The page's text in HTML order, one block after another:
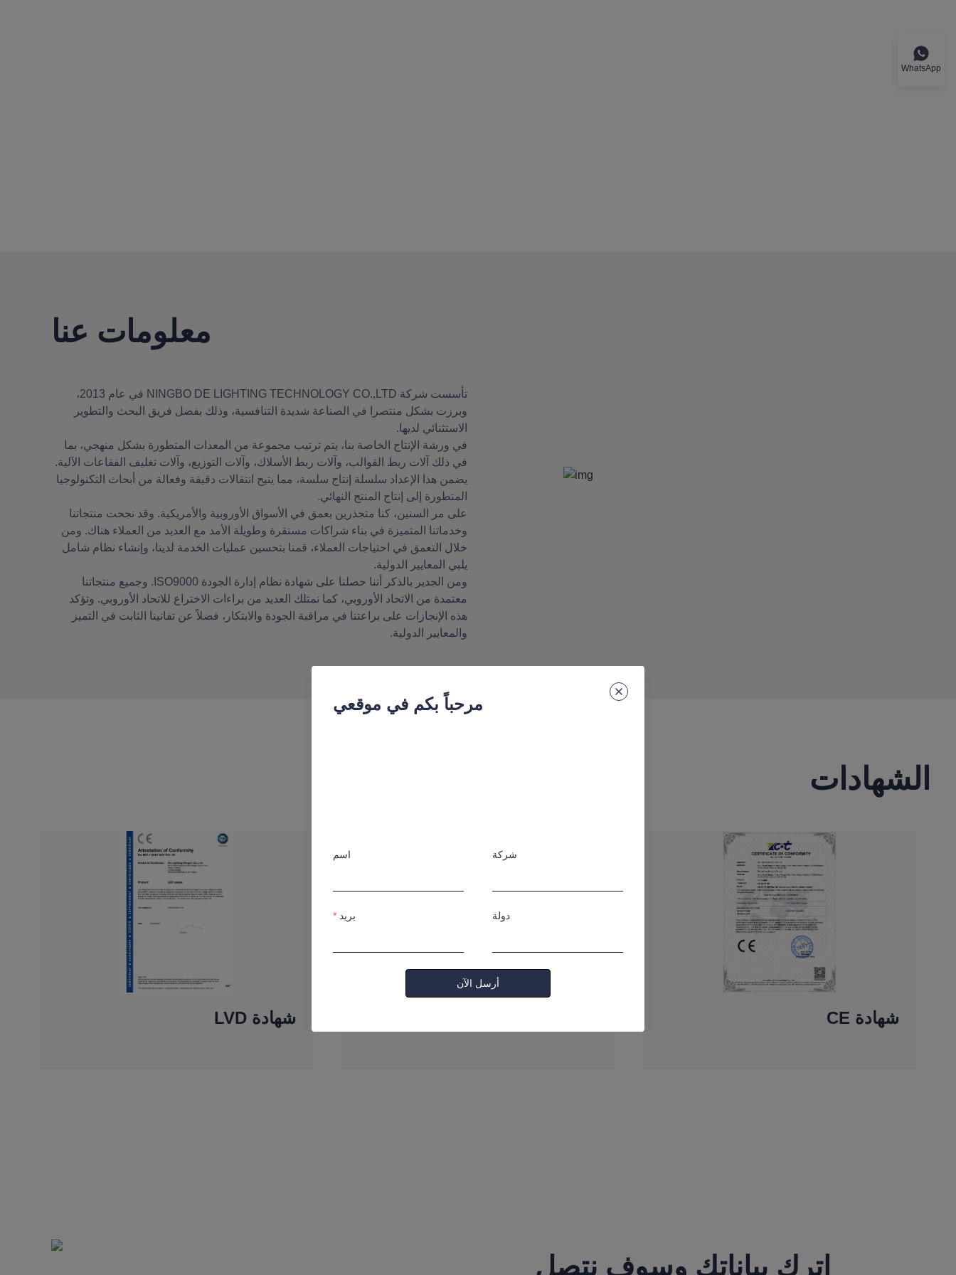
معلومات عنا
تأسست شركة NINGBO DE LIGHTING TECHNOLOGY CO.,LTD في عام 2013،
وبرزت بشكل منتصرا في الصناعة شديدة التنافسية، وذلك بفضل فريق البحث والتطوير
الاستثنائي لديها.
في ورشة الإنتاج الخاصة بنا، يتم ترتيب مجموعة من المعدات المتطورة بشكل منهجي، بما
في ذلك آلات ربط القوالب، وآلات ربط الأسلاك، وآلات التوزيع، وآلات تغليف الفقاعات الآلية.
يضمن هذا الإعداد سلسلة إنتاج سلسة، مما يتيح انتقالات دقيقة وفعالة من أبحاث التكنولوجيا
المتطورة إلى إنتاج المنتج النهائي.
على مر السنين، كنا متجذرين بعمق في الأسواق الأوروبية والأمريكية. وقد نجحت منتجاتنا
وخدماتنا المتميزة في بناء شراكات مستقرة وطويلة الأمد مع العديد من العملاء هناك. ومن
خلال التعمق في احتياجات العملاء، قمنا بتحسين عمليات الخدمة لدينا، وإنشاء نظام شامل
يلبي المعايير الدولية.
ومن الجدير بالذكر أننا حصلنا على شهادة نظام إدارة الجودة ISO9000. وجميع منتجاتنا
معتمدة من الاتحاد الأوروبي، كما نمتلك العديد من براءات الاختراع للاتحاد الأوروبي. وتؤكد
هذه الإنجازات على براعتنا في مراقبة الجودة والابتكار، فضلاً عن تفانينا الثابت في التميز
والمعايير الدولية.
الشهادات
شهادة LVD شهادة CE
اترك بياناتك وسوف نتصل
WhatsApp
مرحباً بكم في موقعي
اسم شركة
بريد دولة
أرسل الآن